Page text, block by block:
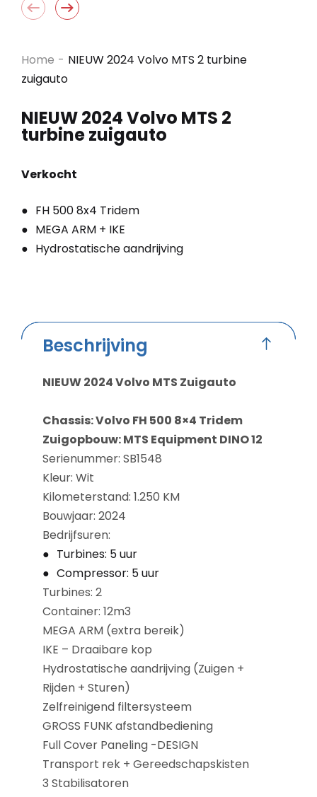
Home - NIEUW 2024 Volvo MTS 2 turbine
zuigauto
NIEUW 2024 Volvo MTS 2
turbine zuigauto
Verkocht
FH 500 8x4 Tridem
MEGA ARM + IKE
Hydrostatische aandrijving
Beschrijving
NIEUW 2024 Volvo MTS Zuigauto
Chassis: Volvo FH 500 8×4 Tridem
Zuigopbouw: MTS Equipment DINO 12
Serienummer: SB1548
Kleur: Wit
Kilometerstand: 1.250 KM
Bouwjaar: 2024
Bedrijfsuren:
Turbines: 5 uur
Compressor: 5 uur
Turbines: 2
Container: 12m3
MEGA ARM (extra bereik)
IKE – Draaibare kop
Hydrostatische aandrijving (Zuigen +
Rijden + Sturen)
Zelfreinigend filtersysteem
GROSS FUNK afstandbediening
Full Cover Paneling -DESIGN
Transport rek + Gereedschapskisten
3 Stabilisatoren